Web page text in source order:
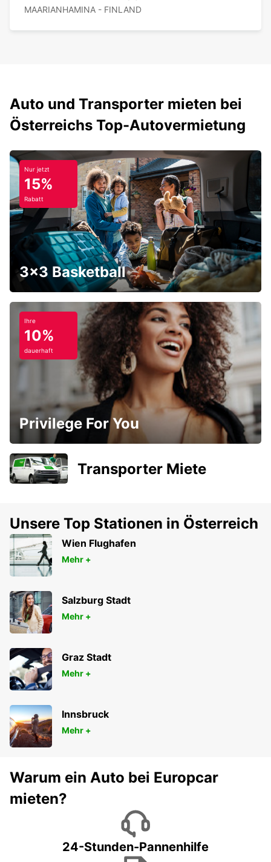
MAARIANHAMINA - FINLAND
Auto und Transporter mieten bei
Österreichs Top-Autovermietung
Nur jetzt
15%
Rabatt
3x3 Basketball
Ihre
10%
dauerhaft
Privilege For You
Transporter Miete
Unsere Top Stationen in Österreich
Wien Flughafen
Mehr +
Salzburg Stadt
Mehr +
Graz Stadt
Mehr +
Innsbruck
Mehr +
Warum ein Auto bei Europcar
mieten?
24-Stunden-Pannenhilfe